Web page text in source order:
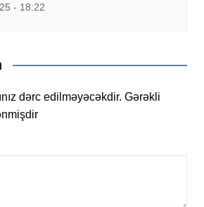
- 18:22
dərc edilməyəcəkdir. Gərəkli